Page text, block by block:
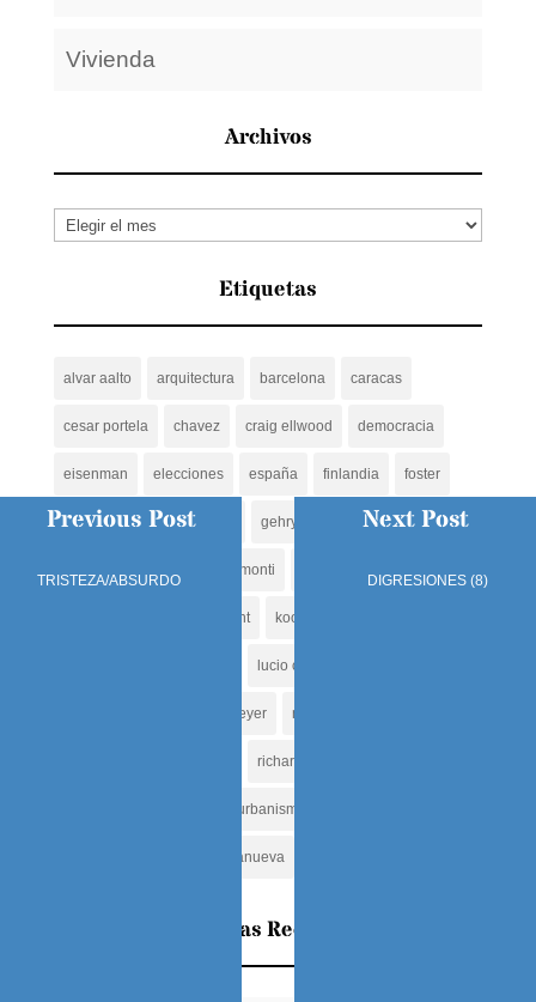
Vivienda
Archivos
Archivos
Etiquetas
alvar aalto arquitectura barcelona caracas
cesar portela chavez craig ellwood democracia
eisenman elecciones españa finlandia foster
frank lloyd wright gehry herzog
jorge rigamonti
komendant koolhaas
lucio costa
niemeyer norman
richard rogers
urbanismo
villanueva
Entradas Recientes
Previous Post
TRISTEZA/ABSURDO
Next Post
DIGRESIONES (8)